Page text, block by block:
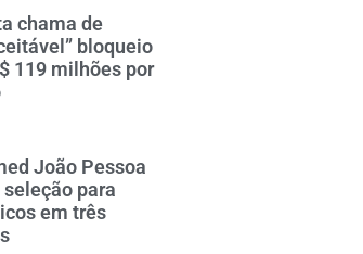
chama de
bloqueio
119 milhões por
João Pessoa
seleção para
em três